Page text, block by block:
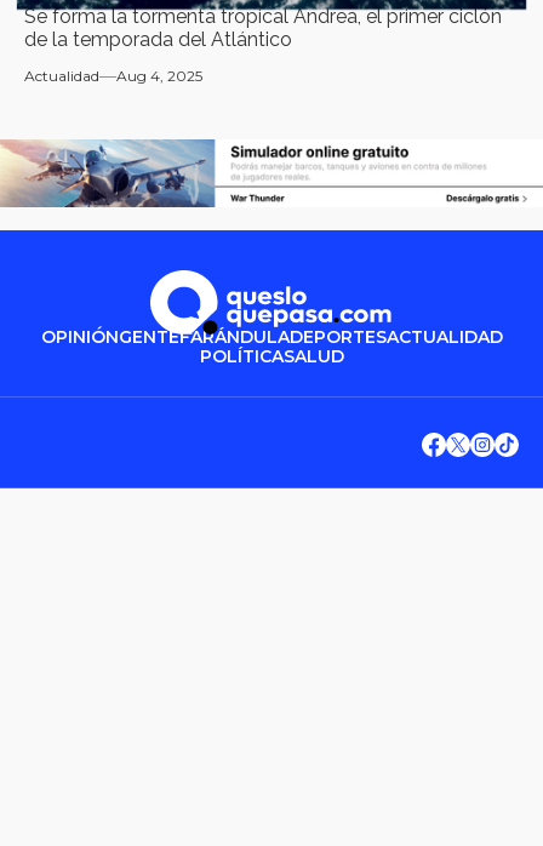
Se forma la tormenta tropical Andrea, el primer ciclón
de la temporada del Atlántico
Actualidad Aug 4, 2025
OPINIÓNGENTEFARÁNDULADEPORTESACTUALIDAD
POLÍTICASALUD